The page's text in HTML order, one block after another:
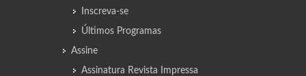
Inscreva-se
Últimos Programas
Assine
Assinatura Revista Impressa